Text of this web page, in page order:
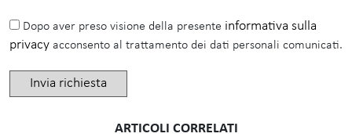
Dopo aver preso visione della presente informativa sulla
privacy acconsento al trattamento dei dati personali comunicati.
ARTICOLI CORRELATI